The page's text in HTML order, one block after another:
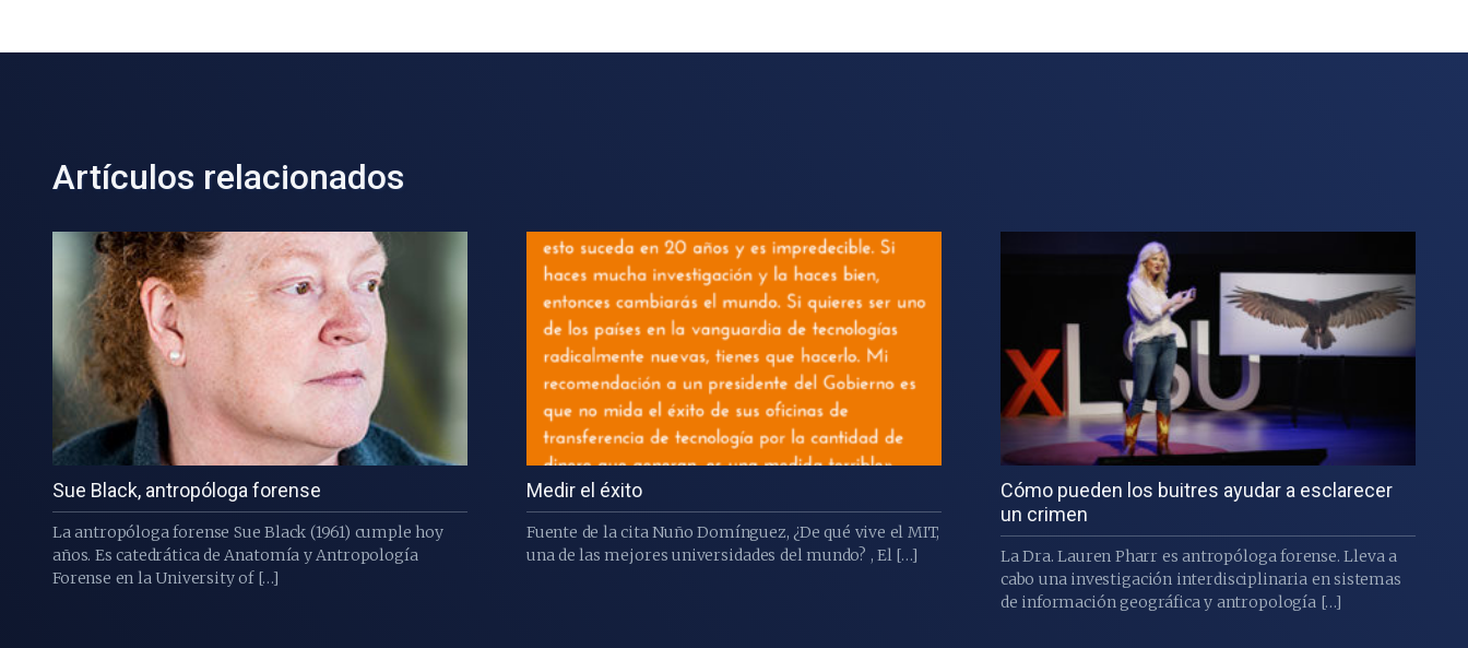
Artículos relacionados
Sue Black, antropóloga forense
La antropóloga forense Sue Black (1961) cumple hoy
años. Es catedrática de Anatomía y Antropología
Forense en la University of […]
Medir el éxito
Fuente de la cita Nuño Domínguez, ¿De qué vive el MIT,
una de las mejores universidades del mundo? , El […]
Cómo pueden los buitres ayudar a esclarecer
un crimen
La Dra. Lauren Pharr es antropóloga forense. Lleva a
cabo una investigación interdisciplinaria en sistemas
de información geográfica y antropología […]